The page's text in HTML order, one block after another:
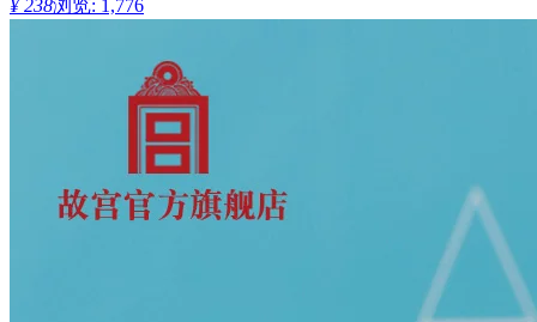
¥ 238浏览: 1,776